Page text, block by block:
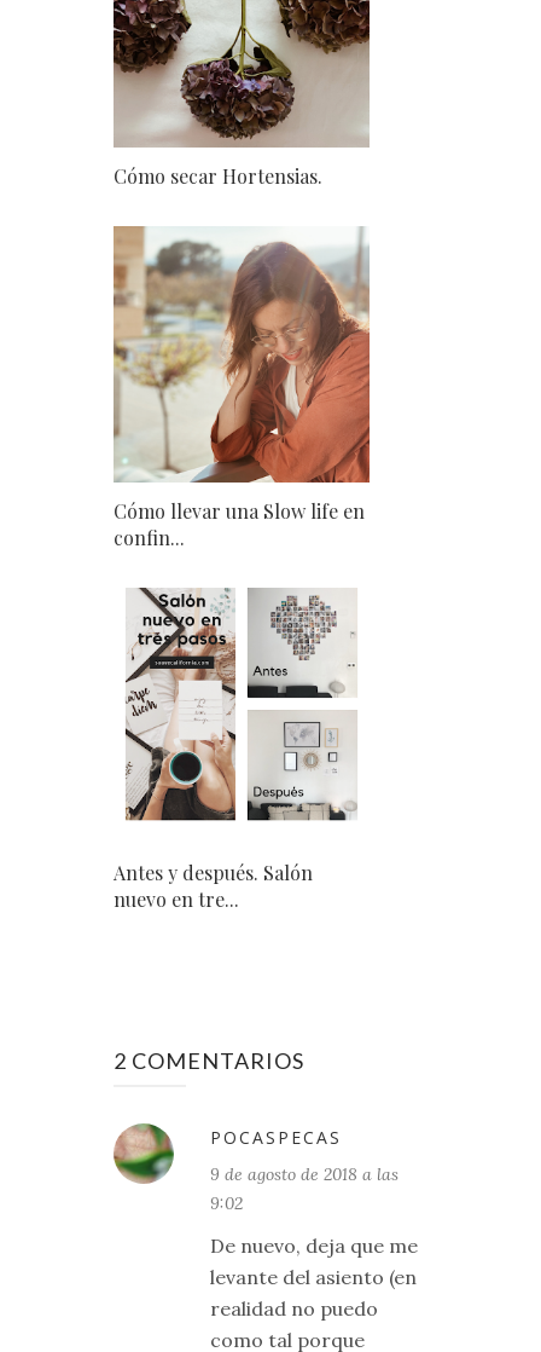
Cómo secar Hortensias.
Cómo llevar una Slow life en
confin...
Antes y después. Salón
nuevo en tre...
2 COMENTARIOS
POCASPECAS
9 de agosto de 2018 a las
9:02
De nuevo, deja que me
levante del asiento (en
realidad no puedo
como tal porque